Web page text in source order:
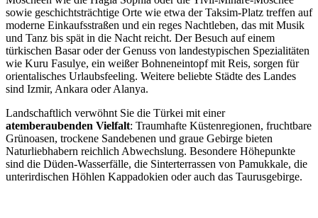
sowie geschichtsträchtige Orte wie etwa der Taksim-Platz treffen auf
moderne Einkaufsstraßen und ein reges Nachtleben, das mit Musik
und Tanz bis spät in die Nacht reicht. Der Besuch auf einem
türkischen Basar oder der Genuss von landestypischen Spezialitäten
wie Kuru Fasulye, ein weißer Bohneneintopf mit Reis, sorgen für
orientalisches Urlaubsfeeling. Weitere beliebte Städte des Landes
sind Izmir, Ankara oder Alanya.
Landschaftlich verwöhnt Sie die Türkei mit einer
atemberaubenden Vielfalt: Traumhafte Küstenregionen, fruchtbare
Grünoasen, trockene Sandebenen und graue Gebirge bieten
Naturliebhabern reichlich Abwechslung. Besondere Höhepunkte
sind die Düden-Wasserfälle, die Sinterterrassen von Pamukkale, die
unterirdischen Höhlen Kappadokien oder auch das Taurusgebirge.